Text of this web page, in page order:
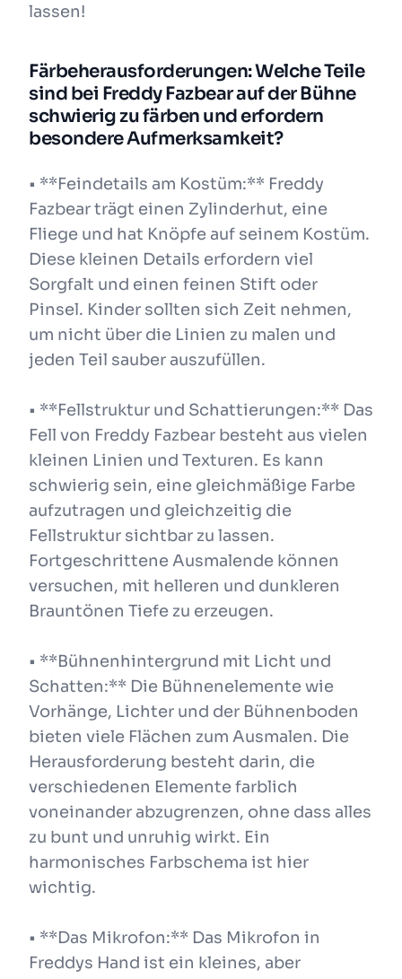
lassen!
Färbeherausforderungen: Welche Teile
sind bei Freddy Fazbear auf der Bühne
schwierig zu färben und erfordern
besondere Aufmerksamkeit?
• **Feindetails am Kostüm:** Freddy
Fazbear trägt einen Zylinderhut, eine
Fliege und hat Knöpfe auf seinem Kostüm.
Diese kleinen Details erfordern viel
Sorgfalt und einen feinen Stift oder
Pinsel. Kinder sollten sich Zeit nehmen,
um nicht über die Linien zu malen und
jeden Teil sauber auszufüllen.
• **Fellstruktur und Schattierungen:** Das
Fell von Freddy Fazbear besteht aus vielen
kleinen Linien und Texturen. Es kann
schwierig sein, eine gleichmäßige Farbe
aufzutragen und gleichzeitig die
Fellstruktur sichtbar zu lassen.
Fortgeschrittene Ausmalende können
versuchen, mit helleren und dunkleren
Brauntönen Tiefe zu erzeugen.
• **Bühnenhintergrund mit Licht und
Schatten:** Die Bühnenelemente wie
Vorhänge, Lichter und der Bühnenboden
bieten viele Flächen zum Ausmalen. Die
Herausforderung besteht darin, die
verschiedenen Elemente farblich
voneinander abzugrenzen, ohne dass alles
zu bunt und unruhig wirkt. Ein
harmonisches Farbschema ist hier
wichtig.
• **Das Mikrofon:** Das Mikrofon in
Freddys Hand ist ein kleines, aber